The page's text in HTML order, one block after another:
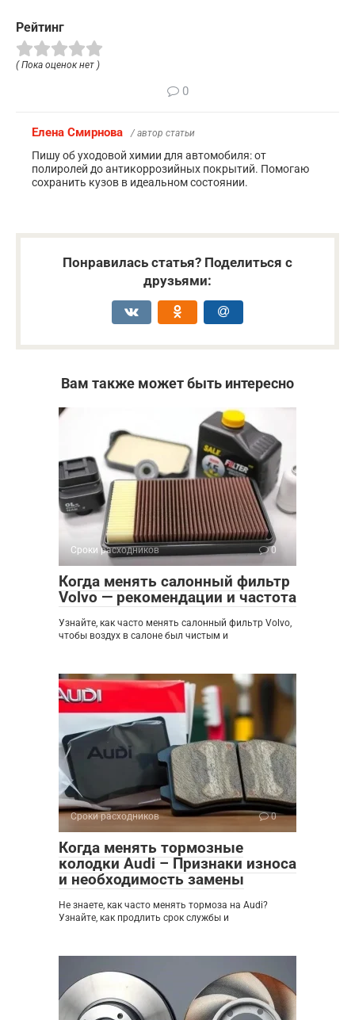
Рейтинг
( Пока оценок нет )
0
Елена Смирнова / автор статьи
Пишу об уходовой химии для автомобиля: от
полиролей до антикоррозийных покрытий. Помогаю
сохранить кузов в идеальном состоянии.
Понравилась статья? Поделиться с
друзьями:
Вам также может быть интересно
Сроки расходников 0
Когда менять салонный фильтр
Volvo — рекомендации и частота
Узнайте, как часто менять салонный фильтр Volvo,
чтобы воздух в салоне был чистым и
Сроки расходников 0
Когда менять тормозные
колодки Audi – Признаки износа
и необходимость замены
Не знаете, как часто менять тормоза на Audi?
Узнайте, как продлить срок службы и